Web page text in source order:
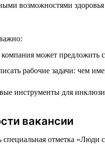
возможностями
компания может предложить
рабочие задачи: чем
инструменты для
вакансии
специальная отметка